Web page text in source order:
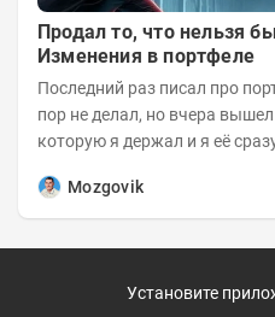
Продал то, что нельзя
Изменения в портфеле
Последний раз писал про портфель 30 июня и сделок с тех
пор не делал, но вчера
которую я держал и я её сразу
Mozgovik
Установите